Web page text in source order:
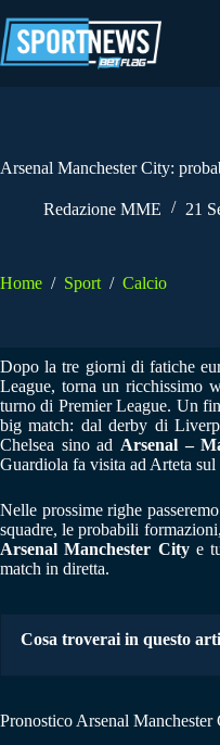
al
contenuto
Arsenal Manchester City:
Redazione MME 21
Home / Sport / Calcio
Dopo la tre giorni di fatiche
League, torna un ricchissimo
turno di Premier League. Un
big match: dal derby di
Chelsea sino ad Arsenal –
Guardiola fa visita ad Arteta
Nelle prossime righe
squadre, le probabili
Arsenal Manchester Citye
match in diretta.
Cosa troverai in questo
Pronostico Arsenal